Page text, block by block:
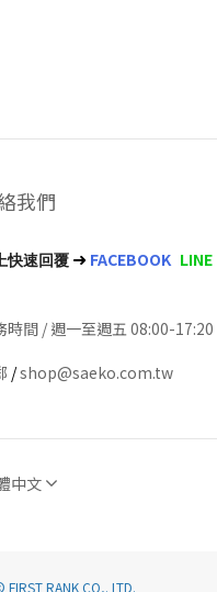
我們
快速回覆 ➜ FACEBOOK LINE
時間 / 週一至週五 08:00-17:20
/shop@saeko.com.tw
中文
RANK CO,. LTD.